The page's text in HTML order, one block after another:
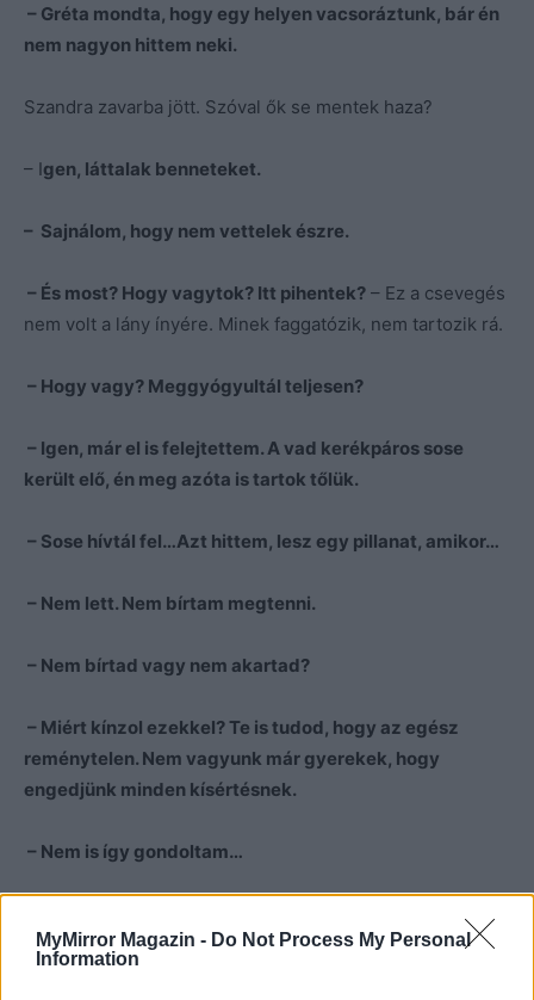
MyMirror Magazin - Do Not Process My Personal
Information
– Gréta mondta, hogy egy helyen vacsoráztunk, bár én
nem nagyon hittem neki.
Szandra zavarba jött. Szóval ők se mentek haza?
– Igen, láttalak benneteket.
– Sajnálom, hogy nem vettelek észre.
– És most? Hogy vagytok? Itt pihentek? – Ez a csevegés
nem volt a lány ínyére. Minek faggatózik, nem tartozik rá.
– Hogy vagy? Meggyógyultál teljesen?
– Igen, már el is felejtettem. A vad kerékpáros sose
került elő, én meg azóta is tartok tőlük.
– Sose hívtál fel…Azt hittem, lesz egy pillanat, amikor…
– Nem lett. Nem bírtam megtenni.
– Nem bírtad vagy nem akartad?
– Miért kínzol ezekkel? Te is tudod, hogy az egész
reménytelen. Nem vagyunk már gyerekek, hogy
engedjünk minden kísértésnek.
– Nem is így gondoltam…
– Hogy te mit gondolsz valójában, azt nem tudom, de én
engem úgy neveltek, hogy ne vegyem el, ami nem az